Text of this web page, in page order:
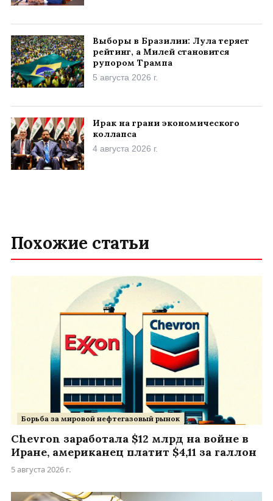
Выборы в Бразилии: Лула теряет
рейтинг, а Милей становится
рупором Трампа
5 августа 2026 г.
Ирак на грани экономического
коллапса
4 августа 2026 г.
Похожие статьи
Борьба за мировой нефтегазовый рынок
Chevron заработала $12 млрд на войне в
Иране, американец платит $4,11 за галлон
5 августа 2026 г.